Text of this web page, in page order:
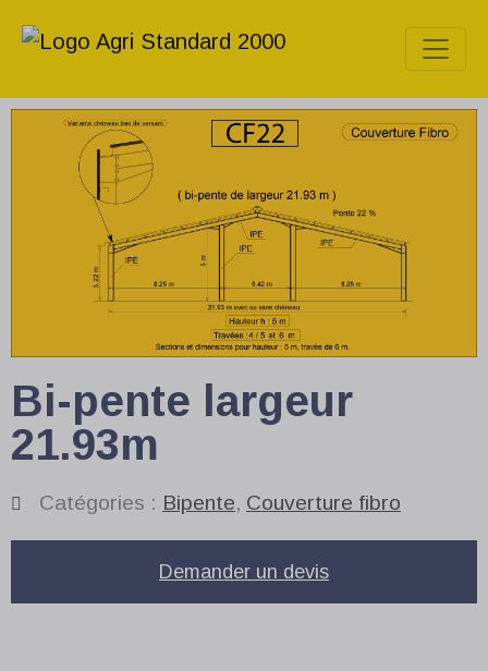
Bi-pente largeur
21.93m
Catégories : Bipente, Couverture fibro
Demander un devis